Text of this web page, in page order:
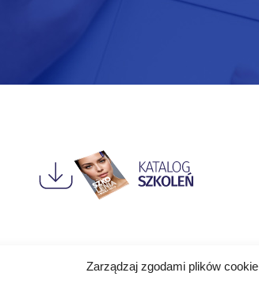
Zarządzaj zgodami plików cookie